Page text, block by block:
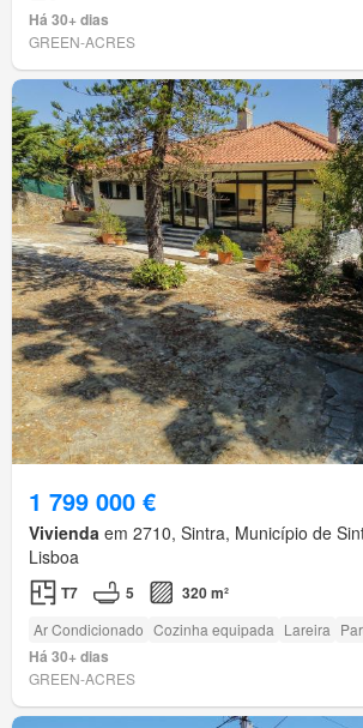
Há 30+ dias
GREEN-ACRES
1 799 000 €
Vivienda em 2710, Sintra, Município de
Lisboa
T7 5 320 m²
Ar Condicionado Cozinha equipada Lareira
Há 30+ dias
GREEN-ACRES